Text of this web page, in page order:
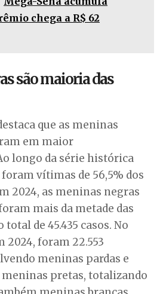
chega a R$ 62
são maioria das
que as meninas
em maior
longo da série histórica
foram vítimas de 56,5% dos
2024, as meninas negras
mais da metade das
de 45.435 casos. No
2024, foram 22.553
meninas pardas e
meninas pretas, totalizando